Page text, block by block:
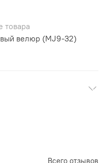
товара
велюр (MJ9-32)
Всего отзывов